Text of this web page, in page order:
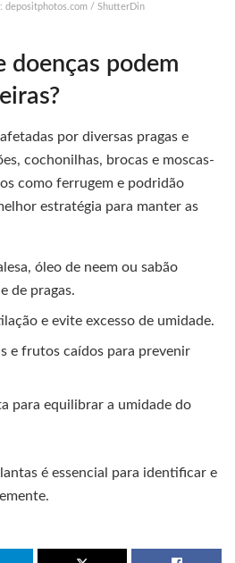
depositphotos.com / ShutterDin
doenças podem
por diversas pragas e
cochonilhas, brocas e moscas-
como ferrugem e podridão
estratégia para manter as
óleo de neem ou sabão
de pragas.
e evite excesso de umidade.
e frutos caídos para prevenir
para equilibrar a umidade do
é essencial para identificar e